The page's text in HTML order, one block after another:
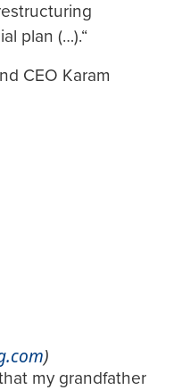
plan (…).“
CEO Karam
)
my grandfather